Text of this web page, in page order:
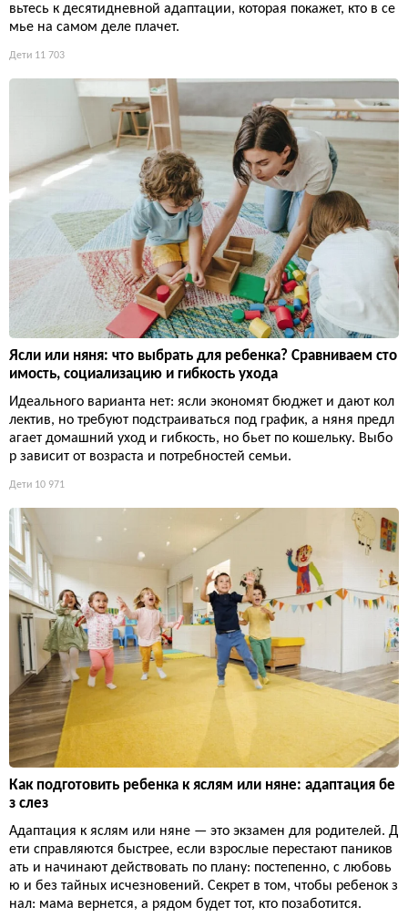
вьтесь к десятидневной адаптации, которая покажет, кто в се
мье на самом деле плачет.
Дети 11 703
Ясли или няня: что выбрать для ребенка? Сравниваем сто
имость, социализацию и гибкость ухода
Идеального варианта нет: ясли экономят бюджет и дают кол
лектив, но требуют подстраиваться под график, а няня предл
агает домашний уход и гибкость, но бьет по кошельку. Выбо
р зависит от возраста и потребностей семьи.
Дети 10 971
Как подготовить ребенка к яслям или няне: адаптация бе
з слез
Адаптация к яслям или няне — это экзамен для родителей. Д
ети справляются быстрее, если взрослые перестают паников
ать и начинают действовать по плану: постепенно, с любовь
ю и без тайных исчезновений. Секрет в том, чтобы ребенок з
нал: мама вернется, а рядом будет тот, кто позаботится.